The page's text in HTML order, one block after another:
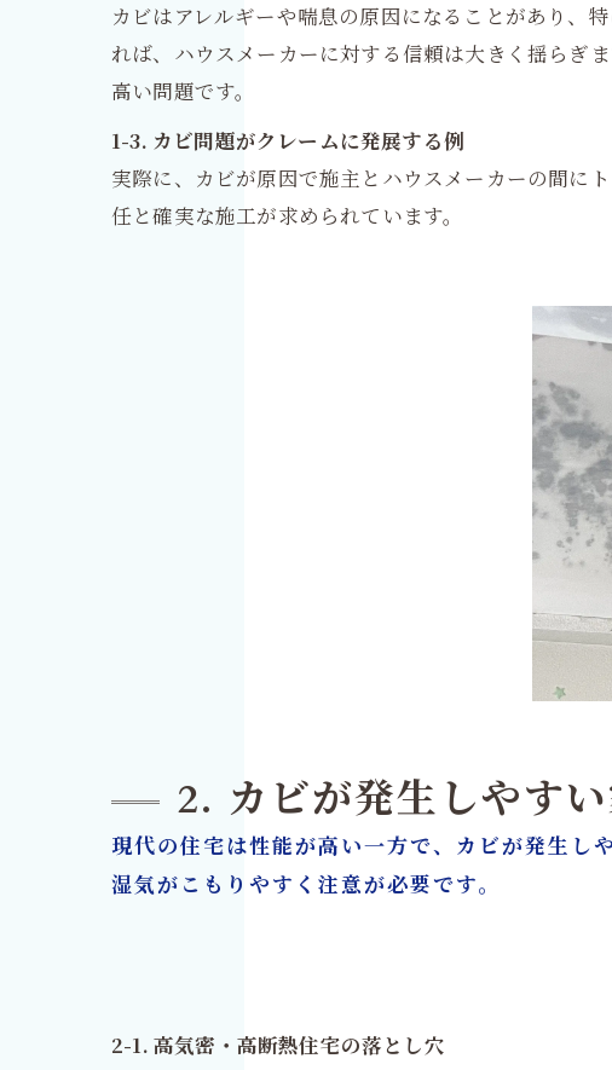
カビはアレルギーや喘息の原因になることがあり、
れば、ハウスメーカーに対する信頼は大きく揺らぎ
高い問題です。
1-3. カビ問題がクレームに発展する例
実際に、カビが原因で施主とハウスメーカーの間に
任と確実な施工が求められています。
2. カビが発生しやす
現代の住宅は性能が高い一方で、カビが発生し
湿気がこもりやすく注意が必要です。
2-1. 高気密・高断熱住宅の落とし穴